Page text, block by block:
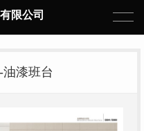
限公司
漆班台